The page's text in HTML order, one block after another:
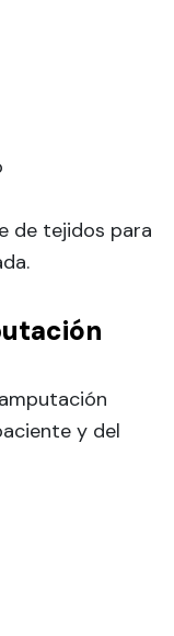
de tejidos para
y del